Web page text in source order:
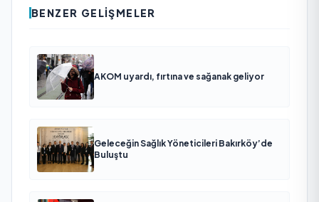
BENZER GELIŞMELER
AKOM uyardı, fırtına ve sağanak geliyor
Geleceğin Sağlık Yöneticileri Bakırköy’de
Buluştu